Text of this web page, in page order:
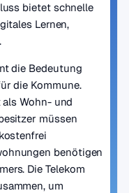
bietet schnelle
Lernen,
die Bedeutung
die Kommune.
Wohn- und
müssen
benötigen
Die Telekom
um